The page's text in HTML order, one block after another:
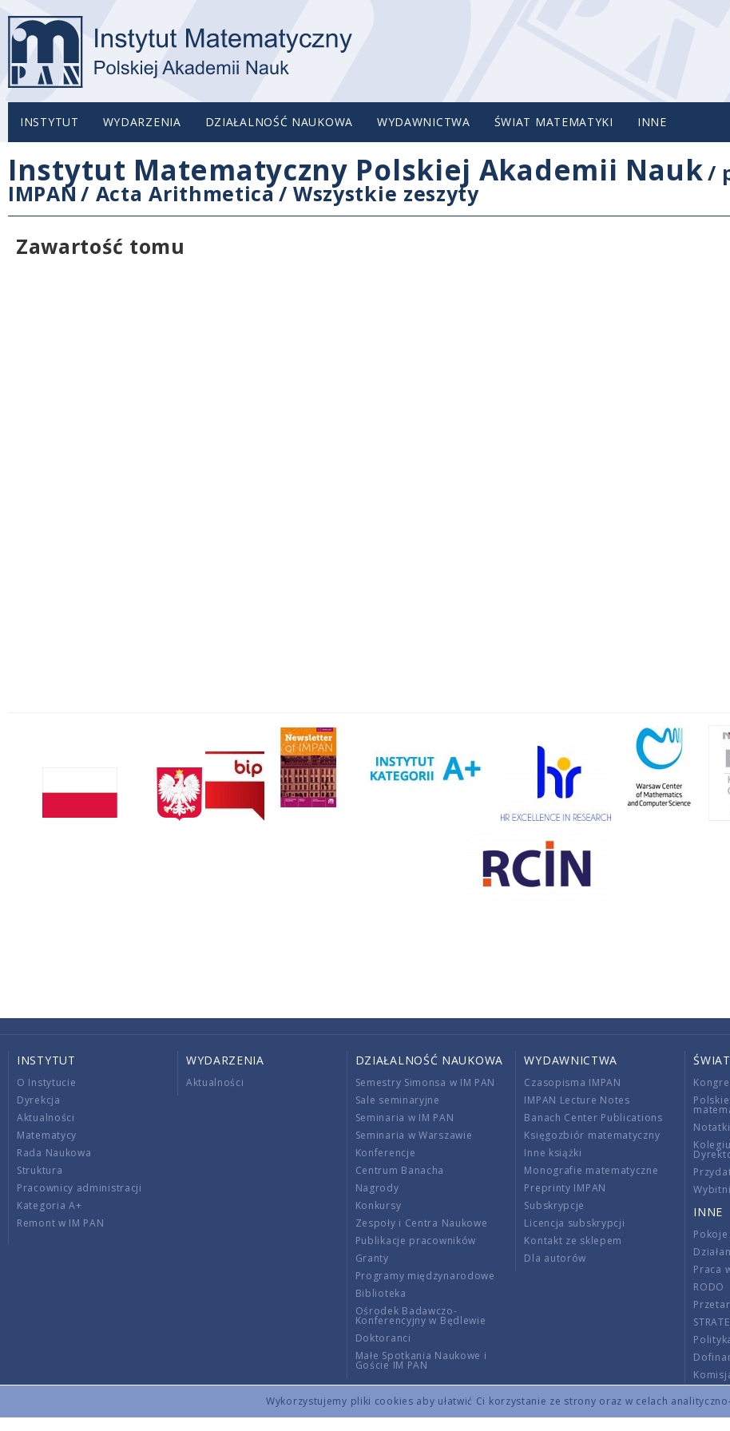
Wykorzystujemy pliki cookies aby ułatwić Ci korzystanie ze strony oraz w celach
INSTYTUT WYDARZENIA DZIAŁALNOŚĆ NAUKOWA WYDAWNICTWA ŚWIAT MATEMATYKI INNE
Instytut Matematyczny Polskiej Akademii Nauk/
IMPAN / Acta Arithmetica/ Wszystkie zeszyty
Zawartość tomu
INSTYTUT
O Instytucie
Dyrekcja
Aktualności
Matematycy
Rada Naukowa
Struktura
Pracownicy administracji
Kategoria A+
Remont w IM PAN
WYDARZENIA
Aktualności
DZIAŁALNOŚĆ NAUKOWA
Semestry Simonsa w IM PAN
Sale seminaryjne
Seminaria w IM PAN
Seminaria w Warszawie
Konferencje
Centrum Banacha
Nagrody
Konkursy
Zespoły i Centra Naukowe
Publikacje pracowników
Granty
Programy międzynarodowe
Biblioteka
Ośrodek Badawczo-
Konferencyjny w Będlewie
Doktoranci
Małe Spotkania Naukowe i
Goście IM PAN
WYDAWNICTWA
Czasopisma IMPAN
IMPAN Lecture Notes
Banach Center Publications
Księgozbiór matematyczny
Inne książki
Monografie matematyczne
Preprinty IMPAN
Subskrypcje
Licencja subskrypcji
Kontakt ze sklepem
Dla autorów
INNE
Praca
RODO